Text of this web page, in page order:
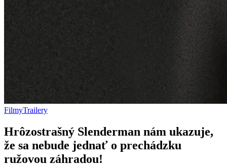
FilmyTrailery
Hrôzostrašný Slenderman nám ukazuje,
že sa nebude jednať o prechádzku
ružovou záhradou!